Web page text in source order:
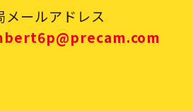
方
び本キャンペーン
メールアドレス